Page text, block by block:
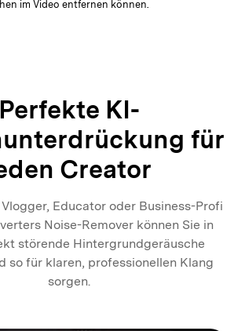
im Video entfernen können.
Perfekte KI-
für
Creator
Educator oder Business-Profi
Noise-Remover können Sie in
störende Hintergrundgeräusche
so für klaren, professionellen Klang
sorgen.